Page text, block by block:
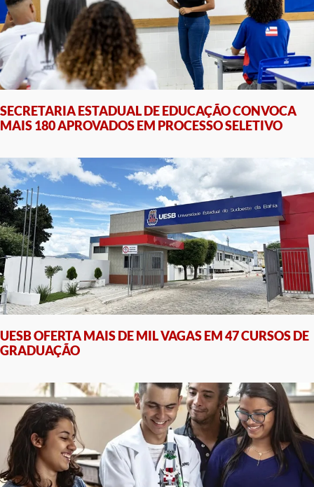
SECRETARIA ESTADUAL DE EDUCAÇÃO CONVOCA
MAIS 180 APROVADOS EM PROCESSO SELETIVO
UESB OFERTA MAIS DE MIL VAGAS EM 47 CURSOS DE
GRADUAÇÃO